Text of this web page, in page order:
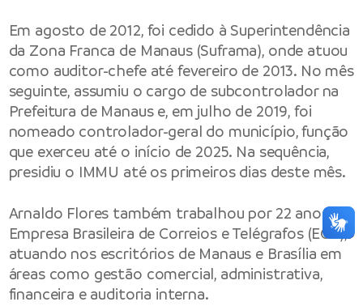
Em agosto de 2012, foi cedido à Superintendência
da Zona Franca de Manaus (Suframa), onde atuou
como auditor-chefe até fevereiro de 2013. No mês
seguinte, assumiu o cargo de subcontrolador na
Prefeitura de Manaus e, em julho de 2019, foi
nomeado controlador-geral do município, função
que exerceu até o início de 2025. Na sequência,
presidiu o IMMU até os primeiros dias deste mês.
Arnaldo Flores também trabalhou por 22 anos na
Empresa Brasileira de Correios e Telégrafos (ECT),
atuando nos escritórios de Manaus e Brasília em
áreas como gestão comercial, administrativa,
financeira e auditoria interna.